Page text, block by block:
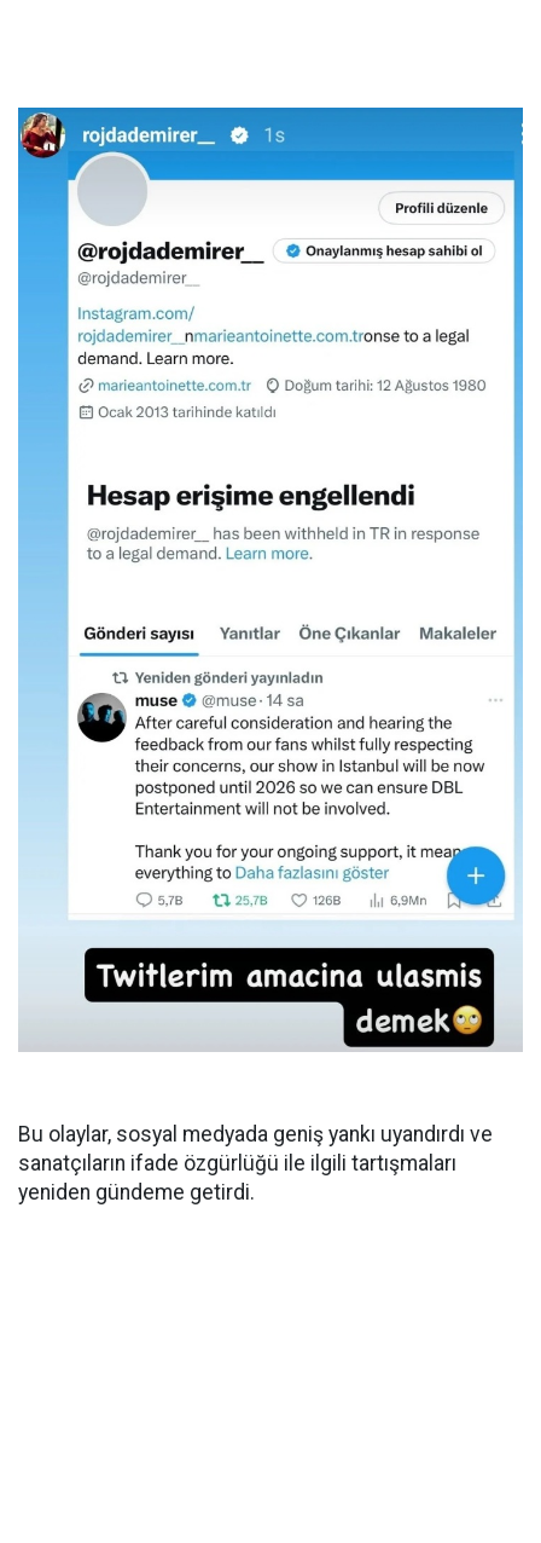
Bu olaylar, sosyal medyada geniş yankı uyandırdı ve
sanatçıların ifade özgürlüğü ile ilgili tartışmaları
yeniden gündeme getirdi.​